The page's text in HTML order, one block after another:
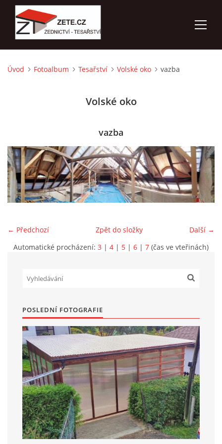
ÚVOD
KONTAKTY
3D VIZUALIZACE
www.zete.cz |Tisk|Aktualizováno: 22. 9. 2023|Nahoru ↑
Úvod Fotoalbum Tesařství Volské oko vazba
Volské oko
vazba
← Předchozí Další →
Zpět do složky
Automatické procházení: 3 | 4 | 5 | 6 | 7 (čas ve vteřinách)
POSLEDNÍ FOTOGRAFIE